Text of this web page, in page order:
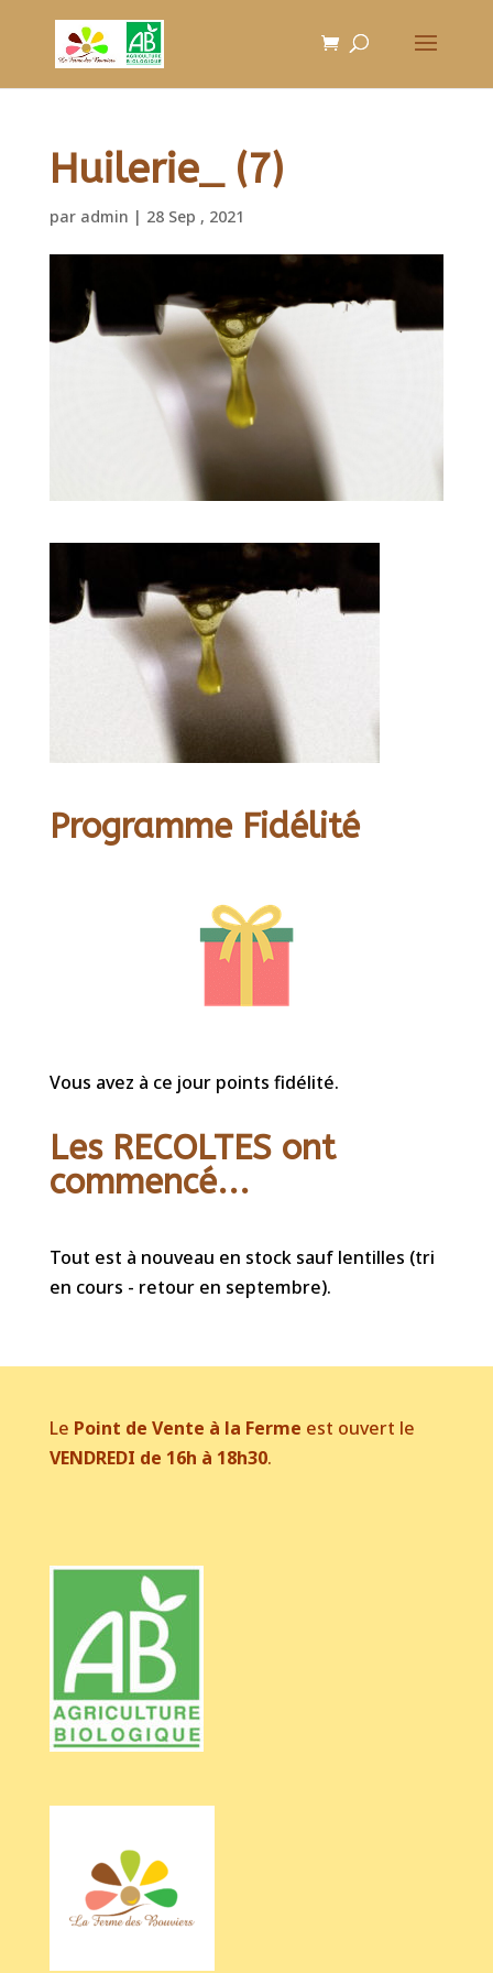
Huilerie_ (7)
par admin | 28 Sep , 2021
Programme Fidélité
Vous avez à ce jour points fidélité.
Les RECOLTES ont
commencé...
Tout est à nouveau en stock sauf lentilles (tri
en cours - retour en septembre).
Le Point de Vente à la Ferme est ouvert le
VENDREDI de 16h à 18h30.